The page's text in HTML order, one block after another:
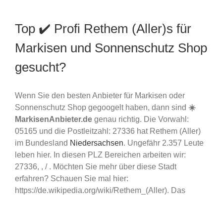
Top ✔️ Profi Rethem (Aller)s für
Markisen und Sonnenschutz Shop
gesucht?
Wenn Sie den besten Anbieter für Markisen oder
Sonnenschutz Shop gegoogelt haben, dann sind ☀️
MarkisenAnbieter.de genau richtig. Die Vorwahl:
05165 und die Postleitzahl: 27336 hat Rethem (Aller)
im Bundesland Niedersachsen. Ungefähr 2.357 Leute
leben hier. In diesen PLZ Bereichen arbeiten wir:
27336, , / . Möchten Sie mehr über diese Stadt
erfahren? Schauen Sie mal hier:
https://de.wikipedia.org/wiki/Rethem_(Aller). Das